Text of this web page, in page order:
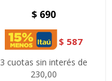
$ 690
$ 587
3 cuotas sin interés de
230,00